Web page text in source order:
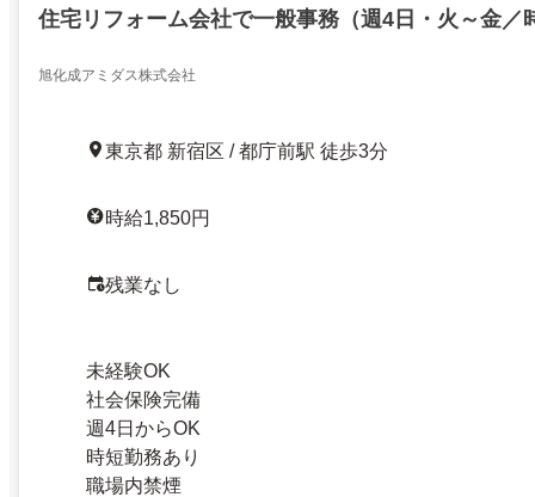
住宅リフォーム会社で一般事務（週4日・火～金／
旭化成アミダス株式会社
東京都 新宿区 / 都庁前駅 徒歩3分
時給1,850円
残業なし
未経験OK
社会保険完備
週4日からOK
時短勤務あり
職場内禁煙